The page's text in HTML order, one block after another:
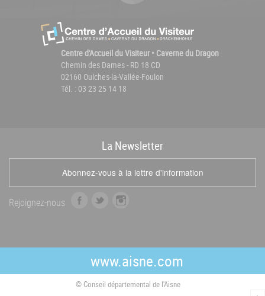
Centre d'Accueil du Visiteur • Caverne du Dragon
Chemin des Dames - RD 18 CD
02160 Oulches-la-Vallée-Foulon
Tél. : 03 23 25 14 18
La Newsletter
Abonnez-vous à la lettre d'information
Rejoignez-nous
b
o
t
e
r
a
g
r
a
www.aisne.com
© Conseil départemental de l'Aisne